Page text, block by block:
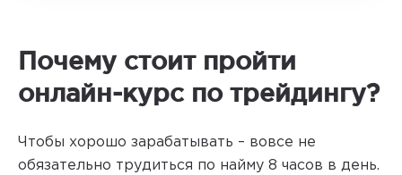
Почему стоит пройти
онлайн-курс по трейдингу?
Чтобы хорошо зарабатывать – вовсе не
обязательно трудиться по найму 8 часов в день.